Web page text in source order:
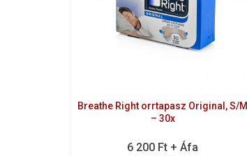
Breathe Right orrtapasz Original, S/M
– 30x
6 200 Ft + Áfa